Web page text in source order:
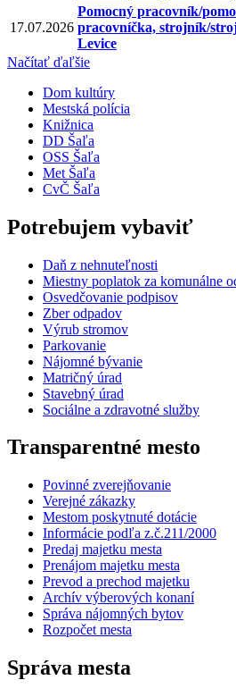
17.07.2026
Pomocný pracovník/
pracovníčka, strojník/
Levice
Načítať ďaľšie
Dom kultúry
Mestská polícia
Knižnica
DD Šaľa
OSS Šaľa
Met Šaľa
CvČ Šaľa
Potrebujem vybaviť
Daň z nehnuteľnosti
Miestny poplatok za komunálne
Osvedčovanie podpisov
Zber odpadov
Výrub stromov
Parkovanie
Nájomné bývanie
Matričný úrad
Stavebný úrad
Sociálne a zdravotné služby
Transparentné mesto
Povinné zverejňovanie
Verejné zákazky
Mestom poskytnuté dotácie
Informácie podľa z.č.211/2000
Predaj majetku mesta
Prenájom majetku mesta
Prevod a prechod majetku
Archív výberových konaní
Správa nájomných bytov
Rozpočet mesta
Správa mesta